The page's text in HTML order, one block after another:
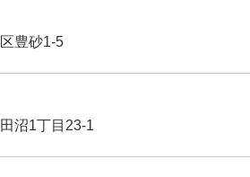
豊砂1-5
沼1丁目23-1